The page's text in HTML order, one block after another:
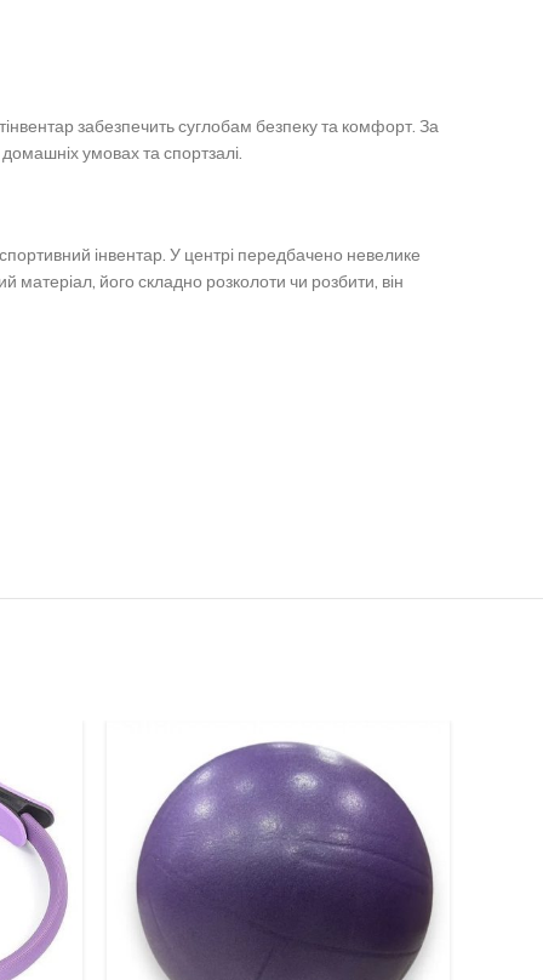
забезпечить суглобам безпеку та комфорт. За
умовах та спортзалі.
інвентар. У центрі передбачено невелике
його складно розколоти чи розбити, він